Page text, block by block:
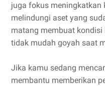
juga fokus meningkatkan
melindungi aset yang
matang membuat
tidak mudah goyah saat
Jika kamu sedang
membantu memberikan